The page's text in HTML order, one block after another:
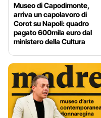
Museo di Capodimonte,
arriva un capolavoro di
Corot su Napoli: quadro
pagato 600mila euro dal
ministero della Cultura